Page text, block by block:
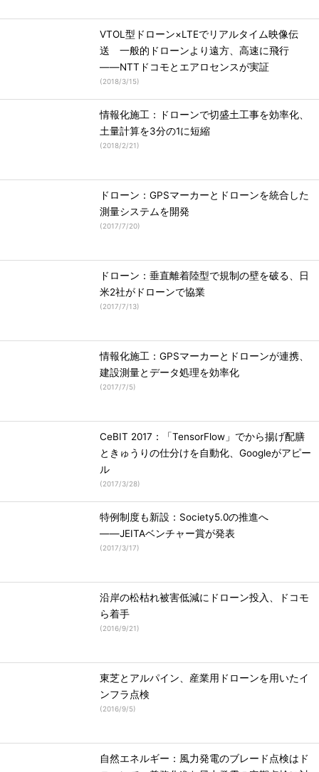
VTOL型ドローン×LTEでリアルタイム映像伝
送 一般的ドローンより遠方、高速に飛行
――NTTドコモとエアロセンスが実証
(2018/3/15)
情報化施工：ドローンで切盛土工事を効率化、
土量計算を3分の1に短縮
(2018/2/21)
ドローン：GPSマーカーとドローンを統合した
測量システムを開発
(2017/7/20)
ドローン：垂直離着陸型で規制の壁を破る、日
米2社がドローンで協業
(2017/7/13)
情報化施工：GPSマーカーとドローンが連携、
建設測量とデータ処理を効率化
(2017/7/5)
CeBIT 2017：「TensorFlow」でから揚げ配膳
ときゅうりの仕分けを自動化、Googleがアピー
ル
(2017/3/28)
特例制度も新設：Society5.0の推進へ
――JEITAベンチャー賞が発表
(2017/3/17)
沿岸の松枯れ被害低減にドローン投入、ドコモ
ら着手
(2016/9/21)
東芝とアルパイン、産業用ドローンを用いたイ
ンフラ点検
(2016/9/5)
自然エネルギー：風力発電のブレード点検はド